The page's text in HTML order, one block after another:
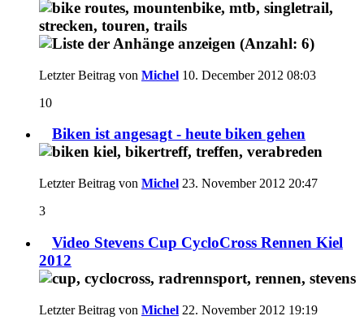
Letzter Beitrag von Michel 10. December 2012 08:03
10
Biken ist angesagt - heute biken gehen
Letzter Beitrag von Michel 23. November 2012 20:47
3
Video Stevens Cup CycloCross Rennen Kiel
2012
Letzter Beitrag von Michel 22. November 2012 19:19